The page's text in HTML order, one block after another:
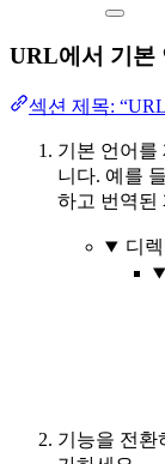
URL에서 기본
섹션 제목:
기본 언어를
니다. 예를
하고 번역된
디
기능을 전환